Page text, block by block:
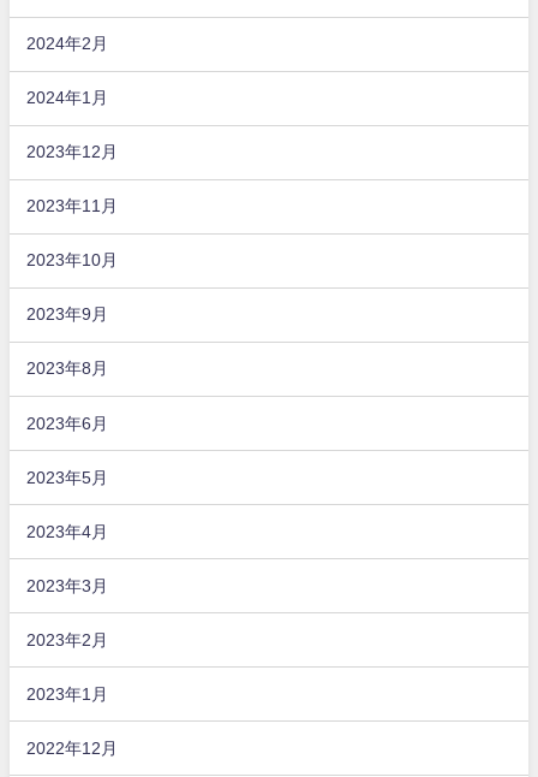
2024年2月
2024年1月
2023年12月
2023年11月
2023年10月
2023年9月
2023年8月
2023年6月
2023年5月
2023年4月
2023年3月
2023年2月
2023年1月
2022年12月